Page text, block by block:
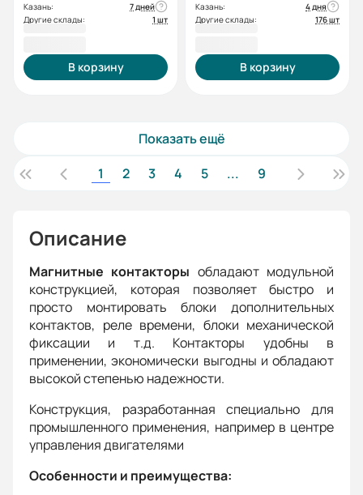
Казань:
7 дней
Другие склады:
1 шт
В корзину
Казань:
4 дня
Другие склады:
176 шт
В корзину
Показать ещё
1
2 3 4 5 ... 9
Описание
Магнитные контакторы обладают модульной
конструкцией, которая позволяет быстро и
просто монтировать блоки дополнительных
контактов, реле времени, блоки механической
фиксации и т.д. Контакторы удобны в
применении, экономически выгодны и обладают
высокой степенью надежности.
Конструкция, разработанная специально для
промышленного применения, например в центре
управления двигателями
Особенности и преимущества: